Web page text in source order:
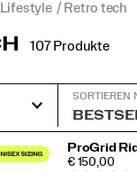
Lifestyle Retro tech
107 Produkte
SORTIEREN
ProGrid
PRICE
€ 150,00